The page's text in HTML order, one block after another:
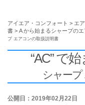
アイエア・コンフォート > エ
書 > A から始まるシャープの
プ エアコンの取扱説明書
“AC” で
シャープ
公開日：2019年02月22日